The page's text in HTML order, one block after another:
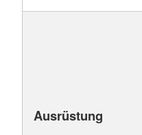
Ausrüstung